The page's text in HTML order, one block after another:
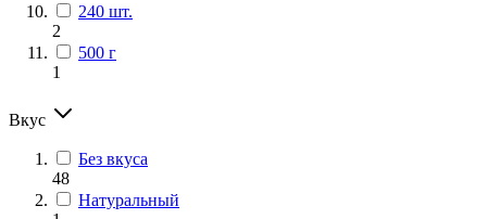
240 шт.
2
500 г
1
Вкус
Без вкуса
48
Натуральный